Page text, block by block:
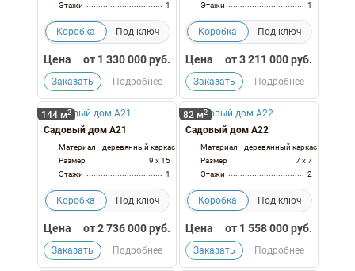
Этажи
1
Коробка Под ключ
Цена от 1 330 000руб.
Заказать Подробнее
Этажи
1
Коробка Под ключ
Цена от3 211 000руб.
Заказать Подробнее
144 м2
Садовый дом А21
Материал
деревянный каркас
Размер
9 x 15
Этажи
1
Коробка Под ключ
Цена от2 736 000руб.
Заказать Подробнее
82 м2
Садовый дом А22
Материал
деревянный каркас
Размер
7 x 7
Этажи
2
Коробка Под ключ
Цена от 1 558 000руб.
Заказать Подробнее